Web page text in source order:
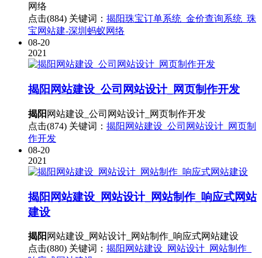
网络
点击(884) 关键词： 揭阳珠宝订单系统_金价查询系统_珠
宝网站建-深圳蚂蚁网络
08-20
2021
揭阳 网站建设_公司网站设计_网页制作开发
揭阳 网站建设_公司网站设计_网页制作开发
点击(874) 关键词： 揭阳网站建设_公司网站设计_网页制
作开发
08-20
2021
揭阳 网站建设_网站设计_网站制作_响应式网站
建设
揭阳 网站建设_网站设计_网站制作_响应式网站建设
点击(880) 关键词： 揭阳网站建设_网站设计_网站制作_